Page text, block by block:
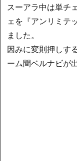
スーアラ中は単チ
ェを『アンリミテ
ました。
因みに変則押しす
ーム間ベルナビが